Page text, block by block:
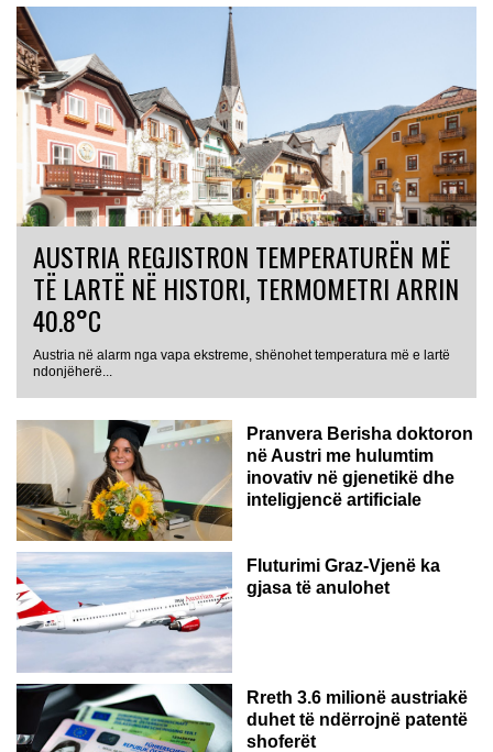
AUSTRIA REGJISTRON TEMPERATURËN MË
TË LARTË NË HISTORI, TERMOMETRI ARRIN
40.8°C
Austria në alarm nga vapa ekstreme, shënohet temperatura më e lartë
ndonjëherë...
AUSTRI
Pranvera Berisha doktoron
në Austri me hulumtim
inovativ në gjenetikë dhe
inteligjencë artificiale
Fluturimi Graz-Vjenë ka
gjasa të anulohet
Rreth 3.6 milionë austriakë
duhet të ndërrojnë patentë
shoferët